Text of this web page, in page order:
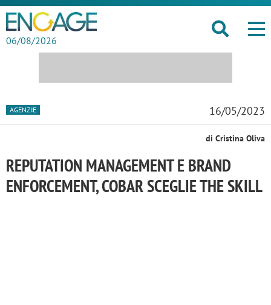
06/08/2026
AGENZIE 16/05/2023
di Cristina Oliva
REPUTATION MANAGEMENT E BRAND
ENFORCEMENT, COBAR SCEGLIE THE SKILL